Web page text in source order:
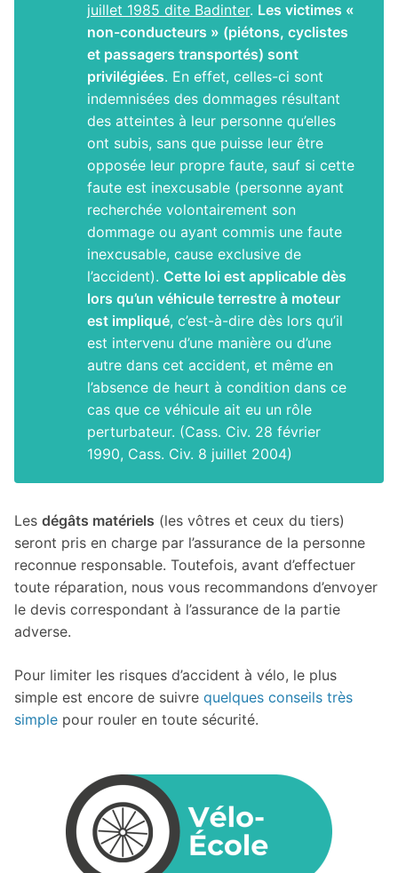
juillet 1985 dite Badinter. Les victimes «
non-conducteurs » (piétons, cyclistes
et passagers transportés) sont
privilégiées. En effet, celles-ci sont
indemnisées des dommages résultant
des atteintes à leur personne qu’elles
ont subis, sans que puisse leur être
opposée leur propre faute, sauf si cette
faute est inexcusable (personne ayant
recherchée volontairement son
dommage ou ayant commis une faute
inexcusable, cause exclusive de
l’accident). Cette loi est applicable dès
lors qu’un véhicule terrestre à moteur
est impliqué, c’est-à-dire dès lors qu’il
est intervenu d’une manière ou d’une
autre dans cet accident, et même en
l’absence de heurt à condition dans ce
cas que ce véhicule ait eu un rôle
perturbateur. (Cass. Civ. 28 février
1990, Cass. Civ. 8 juillet 2004)
Les dégâts matériels (les vôtres et ceux du tiers)
seront pris en charge par l’assurance de la personne
reconnue responsable. Toutefois, avant d’effectuer
toute réparation, nous vous recommandons d’envoyer
le devis correspondant à l’assurance de la partie
adverse.
Pour limiter les risques d’accident à vélo, le plus
simple est encore de suivre quelques conseils très
simple pour rouler en toute sécurité.